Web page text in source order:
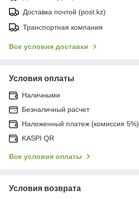
Доставка почтой (post.kz)
Транспортная компания
Все условия доставки
Условия оплаты
Наличными
Безналичный расчет
Наложенный платеж (комиссия 5%)
KASPI QR
Все условия оплаты
Условия возврата